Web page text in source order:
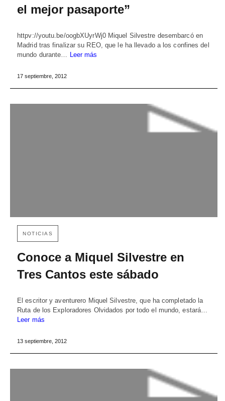
el mejor pasaporte”
httpv://youtu.be/oogbXUyrWj0 Miquel Silvestre desembarcó en
Madrid tras finalizar su REO, que le ha llevado a los confines del
mundo durante… Leer más
17 septiembre, 2012
NOTICIAS
Conoce a Miquel Silvestre en
Tres Cantos este sábado
El escritor y aventurero Miquel Silvestre, que ha completado la
Ruta de los Exploradores Olvidados por todo el mundo, estará…
Leer más
13 septiembre, 2012